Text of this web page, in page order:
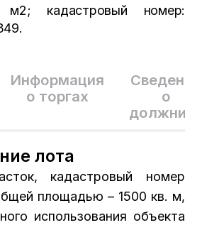
Информация
о торгах
Сведения
о
лота
кадастровый номер
площадью – 1500 кв. м,
использования объекта
кадастровый номер: